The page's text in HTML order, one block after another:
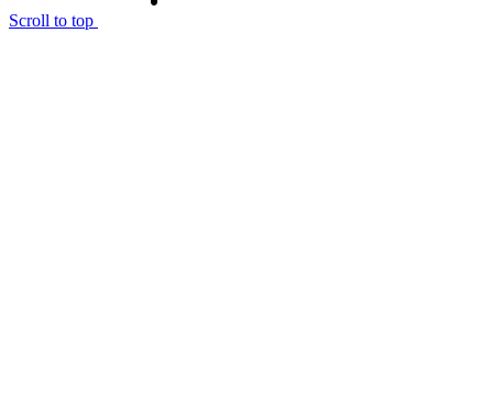
Scroll to top